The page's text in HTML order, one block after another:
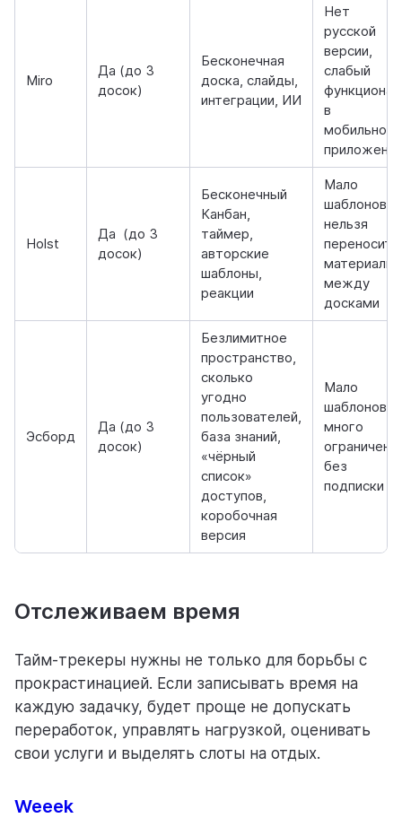
Miro
Да (до 3
досок)
Бесконечная
доска, слайды,
интеграции, ИИ
Нет
русской
версии,
слабый
функционал
в
мобильном
приложении
Holst
Да (до 3
досок)
Бесконечный
Канбан,
таймер,
авторские
шаблоны,
реакции
Мало
шаблонов,
нельзя
переносить
материалы
между
досками
Эсборд
Да (до 3
досок)
Безлимитное
пространство,
сколько
угодно
пользователей,
база знаний,
«чёрный
список»
доступов,
коробочная
версия
Мало
шаблонов,
много
без
подписки
Отслеживаем время
Тайм-трекеры нужны не только для борьбы с
прокрастинацией. Если записывать время на
каждую задачку, будет проще не допускать
переработок, управлять нагрузкой, оценивать
свои услуги и выделять слоты на отдых.
Weeek